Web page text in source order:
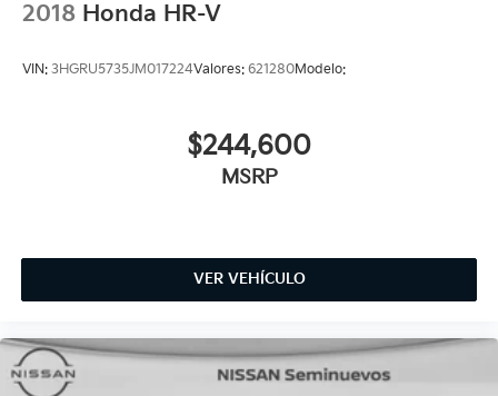
2018 Honda HR-V
VIN: 3HGRU5735JM017224Valores: 621280Modelo:
$244,600
MSRP
VER VEHÍCULO